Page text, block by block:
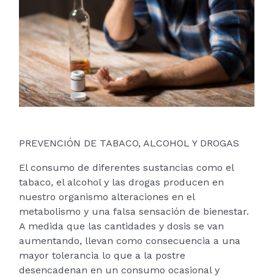
PREVENCIÓN DE TABACO, ALCOHOL Y DROGAS
El consumo de diferentes sustancias como el
tabaco, el alcohol y las drogas producen en
nuestro organismo alteraciones en el
metabolismo y una falsa sensación de bienestar.
A medida que las cantidades y dosis se van
aumentando, llevan como consecuencia a una
mayor tolerancia lo que a la postre
desencadenan en un consumo ocasional y